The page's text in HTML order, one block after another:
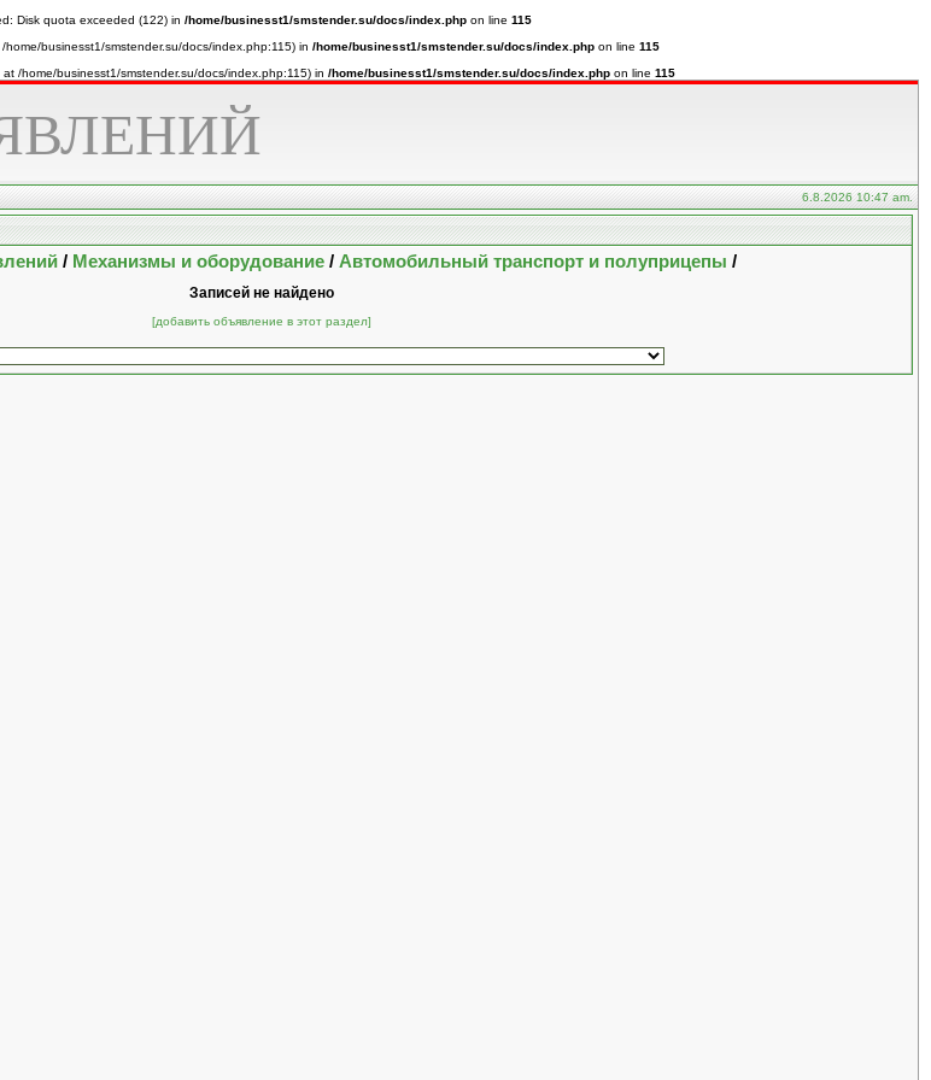
Disk quota exceeded (122) in /home/businesst1/smstender.su/docs/index.php on line 115
businesst1/smstender.su/docs/index.php:115) in /home/businesst1/smstender.su/docs/index.php on line 115
/home/businesst1/smstender.su/docs/index.php:115) in /home/businesst1/smstender.su/docs/index.php on line 115
6.8.2026 10:47 am.
/ Механизмы и оборудование / Автомобильный транспорт и полуприцепы /
Записей не найдено
[добавить объявление в этот раздел]